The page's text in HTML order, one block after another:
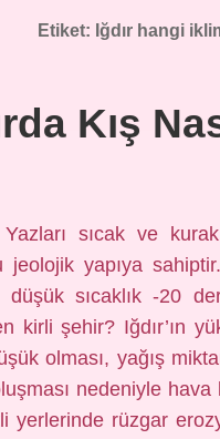
Etiket: Iğdır hangi
Kış
sıcak ve
yapıya
sıcaklık -20
kirli şehir? Iğdır’ın
olması, yağış
nedeniyle
yerlerinde rüzgar